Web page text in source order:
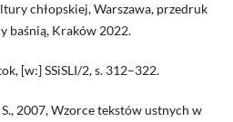
chłopskiej, Warszawa, przedruk
baśnią, Kraków 2022.
[w:] SSiSLI/2, s. 312–322.
2007, Wzorce tekstów ustnych w